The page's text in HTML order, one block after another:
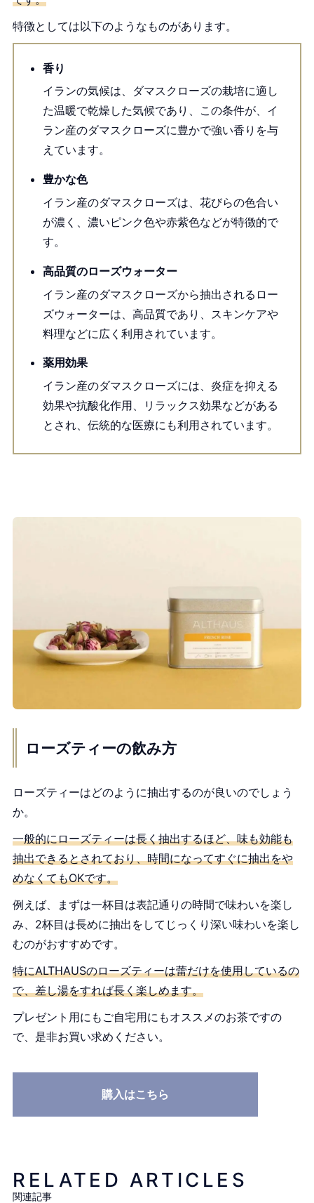
特徴としては以下のようなものがあります。
香り
イランの気候は、ダマスクローズの栽培に適し
た温暖で乾燥した気候であり、この条件が、イ
ラン産のダマスクローズに豊かで強い香りを与
えています。
豊かな色
イラン産のダマスクローズは、花びらの色合い
が濃く、濃いピンク色や赤紫色などが特徴的で
す。
高品質のローズウォーター
イラン産のダマスクローズから抽出されるロー
ズウォーターは、高品質であり、スキンケアや
料理などに広く利用されています。
薬用効果
イラン産のダマスクローズには、炎症を抑える
効果や抗酸化作用、リラックス効果などがある
とされ、伝統的な医療にも利用されています。
ローズティーの飲み方
ローズティーはどのように抽出するのが良いのでしょう
か。
一般的にローズティーは長く抽出するほど、味も効能も
抽出できるとされており、時間になってすぐに抽出をや
めなくてもOKです。
例えば、まずは一杯目は表記通りの時間で味わいを楽し
み、2杯目は長めに抽出をしてじっくり深い味わいを楽し
むのがおすすめです。
特にALTHAUSのローズティーは蕾だけを使用しているの
で、差し湯をすれば長く楽しめます。
プレゼント用にもご自宅用にもオススメのお茶ですの
で、是非お買い求めください。
購入はこちら
RELATED ARTICLES
関連記事